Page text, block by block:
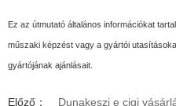
Ez az útmutató általános információkat
műszaki képzést vagy a gyártói
gyártójának ajánlásait.
Előző： Dunakeszi e cigi